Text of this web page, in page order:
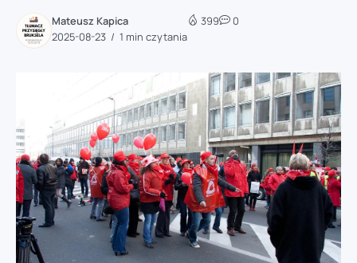
Mateusz Kapica
2025-08-23
1 min czytania
399 0